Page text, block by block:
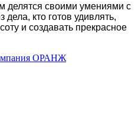
делятся своими умениями с
дела, кто готов удивлять,
и создавать прекрасное
ОРАНЖ